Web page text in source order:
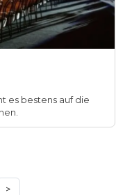
es bestens auf die
>